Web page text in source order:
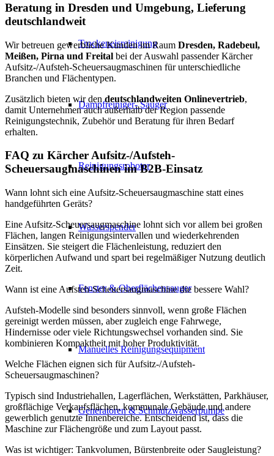
Trockeneisreinigung
Dampfreiniger- Sauger
Reinigungsroboter
Wasserspender
Fenster & Oberflächensauger
Manuelles Reinigungsequipment
Generatoren & Schmutzwasserpumpe
Beratung in Dresden und Umgebung, Lieferung
deutschlandweit
Wir betreuen gewerbliche Kunden im Raum Dresden, Radebeul,
Meißen, Pirna und Freital bei der Auswahl passender Kärcher
Aufsitz-/Aufsteh-Scheuersaugmaschinen für unterschiedliche
Branchen und Flächentypen.
Zusätzlich bieten wir dendeutschlandweiten Onlinevertrieb,
damit Unternehmen auch außerhalb der Region passende
Reinigungstechnik, Zubehör und Beratung für ihren Bedarf
erhalten.
FAQ zu Kärcher Aufsitz-/Aufsteh-
Scheuersaugmaschinen im B2B-Einsatz
Wann lohnt sich eine Aufsitz-Scheuersaugmaschine statt eines
handgeführten Geräts?
Eine Aufsitz-Scheuersaugmaschine lohnt sich vor allem bei großen
Flächen, langen Reinigungsintervallen und wiederkehrenden
Einsätzen. Sie steigert die Flächenleistung, reduziert den
körperlichen Aufwand und spart bei regelmäßiger Nutzung deutlich
Zeit.
Wann ist eine Aufsteh-Scheuersaugmaschine die bessere Wahl?
Aufsteh-Modelle sind besonders sinnvoll, wenn große Flächen
gereinigt werden müssen, aber zugleich enge Fahrwege,
Hindernisse oder viele Richtungswechsel vorhanden sind. Sie
kombinieren Kompaktheit mit hoher Produktivität.
Welche Flächen eignen sich für Aufsitz-/Aufsteh-
Scheuersaugmaschinen?
Typisch sind Industriehallen, Lagerflächen, Werkstätten, Parkhäuser,
großflächige Verkaufsflächen, kommunale Gebäude und andere
gewerblich genutzte Innenbereiche. Entscheidend ist, dass die
Maschine zur Flächengröße und zum Layout passt.
Was ist wichtiger: Tankvolumen, Bürstenbreite oder Saugleistung?